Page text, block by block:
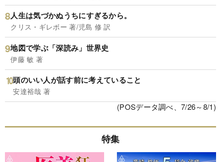
人生は気づかぬうちにすぎるから。
クリス・ギレボー 著/児島 修 訳
地図で学ぶ「深読み」世界史
伊藤 敏 著
頭のいい人が話す前に考えていること
安達裕哉 著
(POSデータ調べ、7/26～8/1)
特集